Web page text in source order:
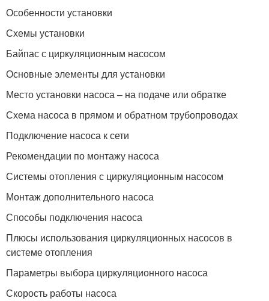
Особенности установки
Схемы установки
Байпас с циркуляционным насосом
Основные элементы для установки
Место установки насоса – на подаче или обратке
Схема насоса в прямом и обратном трубопроводах
Подключение насоса к сети
Рекомендации по монтажу насоса
Системы отопления с циркуляционным насосом
Монтаж дополнительного насоса
Способы подключения насоса
Плюсы использования циркуляционных насосов в
системе отопления
Параметры выбора циркуляционного насоса
Скорость работы насоса